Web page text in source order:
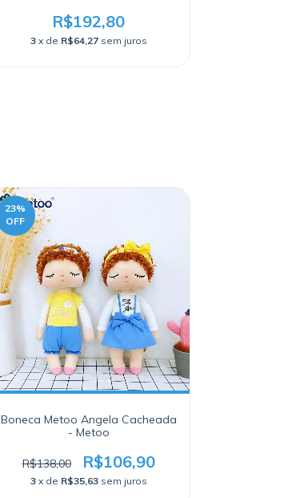
R$192,80
3 x de R$64,27 sem juros
23%
OFF
Boneca Metoo Angela Cacheada
- Metoo
R$138,00 R$106,90
3 x de R$35,63 sem juros